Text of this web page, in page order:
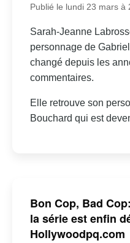
Publié le lundi 23 mars à
Sarah-Jeanne
personnage de
changé depuis les
commentaires.
Elle retrouve son
Bouchard qui est
Bon Cop, Bad
la série est enfin
Hollywoodpq.com